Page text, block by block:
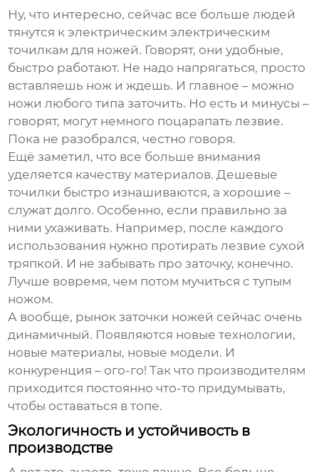
Ну, что интересно, сейчас все больше людей
тянутся к электрическимэлектрическим
точилкам для ножей. Говорят, они удобные,
быстро работают. Не надо напрягаться, просто
вставляешь нож и ждешь. И главное – можно
ножи любого типа заточить. Но есть и минусы –
говорят, могут немного поцарапать лезвие.
Пока не разобрался, честно говоря.
Ещё заметил, что все больше внимания
уделяется качеству материалов. Дешевые
точилки быстро изнашиваются, а хорошие –
служат долго. Особенно, если правильно за
ними ухаживать. Например, после каждого
использования нужно протирать лезвие сухой
тряпкой. И не забывать про заточку, конечно.
Лучше вовремя, чем потом мучиться с тупым
ножом.
А вообще, рынок заточки ножей сейчас очень
динамичный. Появляются новые технологии,
новые материалы, новые модели. И
конкуренция – ого-го! Так что производителям
приходится постоянно что-то придумывать,
чтобы оставаться в топе.
Экологичность и устойчивость в
производстве